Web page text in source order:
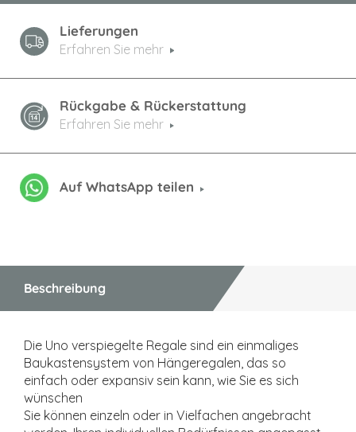
Lieferungen
Erfahren Sie mehr
Rückgabe & Rückerstattung
Erfahren Sie mehr
Auf WhatsApp teilen
Beschreibung
Die Uno verspiegelte Regale sind ein einmaliges
Baukastensystem von Hängeregalen, das so
einfach oder expansiv sein kann, wie Sie es sich
wünschen
Sie können einzeln oder in Vielfachen angebracht